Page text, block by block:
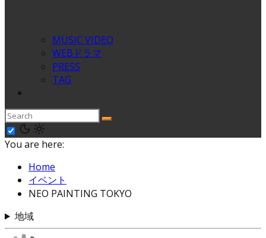
MUSIC VIDEO
WEBドラマ
PRESS
TAG
You are here:
Home
イベント
NEO PAINTING TOKYO
地域